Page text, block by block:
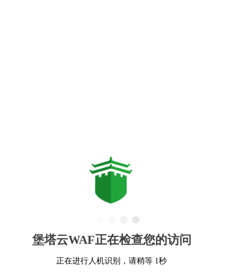
堡塔云WAF正在检查您的访问
正在进行人机识别，请稍等 1秒